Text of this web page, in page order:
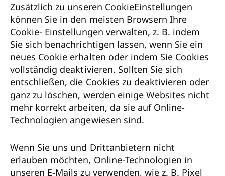
Zusätzlich zu unseren CookieEinstellungen
können Sie in den meisten Browsern Ihre
Cookie- Einstellungen verwalten, z. B. indem
Sie sich benachrichtigen lassen, wenn Sie ein
neues Cookie erhalten oder indem Sie Cookies
vollständig deaktivieren. Sollten Sie sich
entschließen, die Cookies zu deaktivieren oder
ganz zu löschen, werden einige Websites nicht
mehr korrekt arbeiten, da sie auf Online-
Technologien angewiesen sind.
Wenn Sie uns und Drittanbietern nicht
erlauben möchten, Online-Technologien in
unseren E-Mails zu verwenden, wie z. B. Pixel